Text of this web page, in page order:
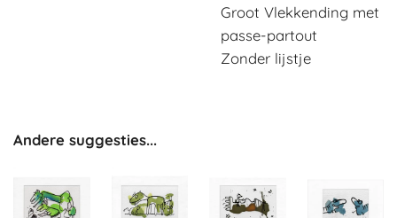
Groot Vlekkending met
passe-partout
Zonder lijstje
Andere suggesties...